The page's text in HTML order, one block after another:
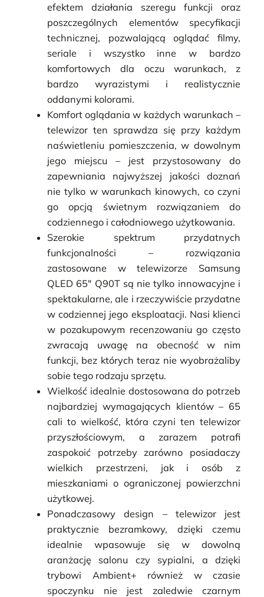
efektem działania szeregu funkcji oraz
poszczególnych elementów specyfikacji
technicznej, pozwalającą oglądać filmy,
seriale i wszystko inne w bardzo
komfortowych dla oczu warunkach, z
bardzo wyrazistymi i realistycznie
oddanymi kolorami.
Komfort oglądania w każdych warunkach –
telewizor ten sprawdza się przy każdym
naświetleniu pomieszczenia, w dowolnym
jego miejscu – jest przystosowany do
zapewniania najwyższej jakości doznań
nie tylko w warunkach kinowych, co czyni
go opcją świetnym rozwiązaniem do
codziennego i całodniowego użytkowania.
Szerokie spektrum przydatnych
funkcjonalności – rozwiązania
zastosowane w telewizorze Samsung
QLED 65″ Q90Tsą nie tylko innowacyjne i
spektakularne, ale i rzeczywiście przydatne
w codziennej jego eksploatacji. Nasi klienci
w pozakupowym recenzowaniu go często
zwracają uwagę na obecność w nim
funkcji, bez których teraz nie wyobrażaliby
sobie tego rodzaju sprzętu.
Wielkość idealnie dostosowana do potrzeb
najbardziej wymagających klientów– 65
cali to wielkość, która czyni ten telewizor
przyszłościowym, a zarazem potrafi
zaspokoić potrzeby zarówno posiadaczy
wielkich przestrzeni, jak i osób z
mieszkaniami o ograniczonej powierzchni
użytkowej.
Ponadczasowy design – telewizor jest
praktycznie bezramkowy, dzięki czemu
idealnie wpasowuje się w dowolną
aranżację salonu czy sypialni, a dzięki
trybowi Ambient+ również w czasie
spoczynku nie jest zaledwie czarnym